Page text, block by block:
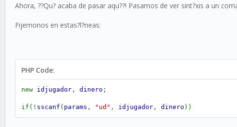
Ahora, ??Qu? acaba de pasar aqu??! Pasamos de ver sint?xis a un
Fijemonos en estas?l?neas:
PHP Code:
new idjugador , dinero ;
if(! sscanf ( params , "ud" , idjugador , dinero ))